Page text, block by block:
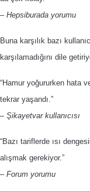
– Hepsiburada yorumu
Buna karşılık bazı
karşılamadığını dile
“Hamur yoğururken hata
tekrar yaşandı.”
– Şikayetvar kullanıcısı
“Bazı tariflerde ısı
alışmak gerekiyor.”
– Forum yorumu